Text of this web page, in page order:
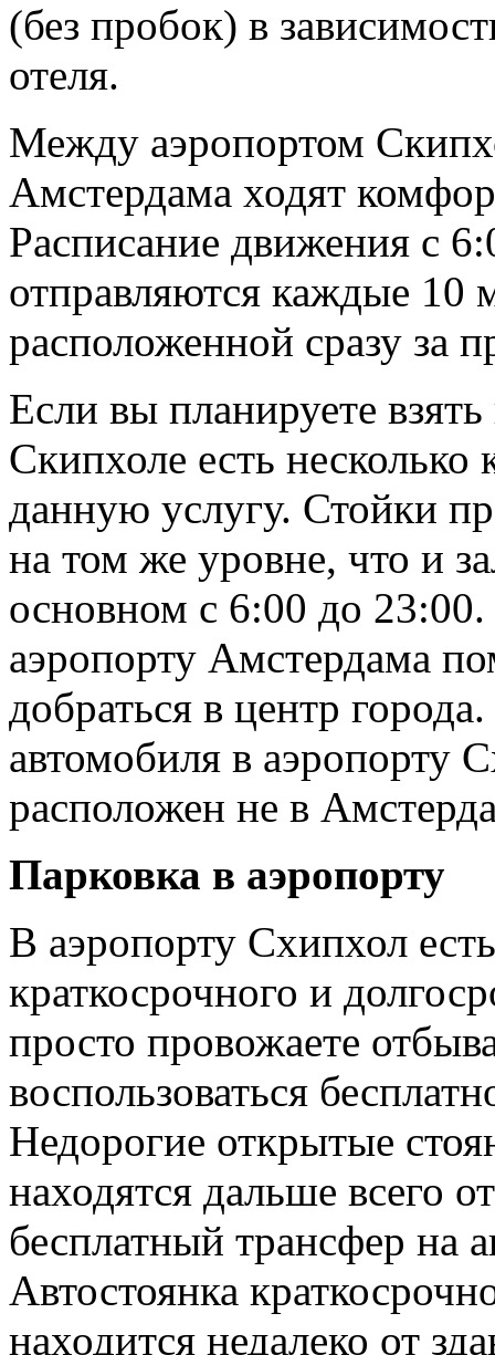
(без пробок) в
отеля.
Между аэропортом
Амстердама ходят
Расписание движения с
отправляются каждые
расположенной сразу за
Если вы планируете
Скипхоле есть
данную услугу. Стойки
на том же уровне, что и
основном с 6:00 до
аэропорту Амстердама
добраться в центр
автомобиля в аэропорту
расположен не в
Парковка в аэропорту
В аэропорту Схипхол
краткосрочного и
просто провожаете
воспользоваться
Недорогие открытые
находятся дальше всего
бесплатный трансфер на
Автостоянка
находится недалеко от